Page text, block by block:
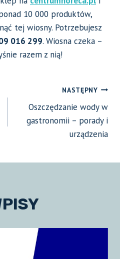
10 000 produktów,
tej wiosny. Potrzebujesz
016 299. Wiosna czeka –
razem z nią!
NASTĘPNY
Oszczędzanie wody w
gastronomii – porady i
urządzenia